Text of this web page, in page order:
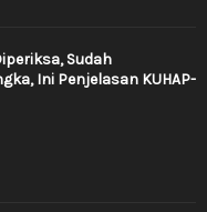
Sudah
Ini Penjelasan KUHAP-